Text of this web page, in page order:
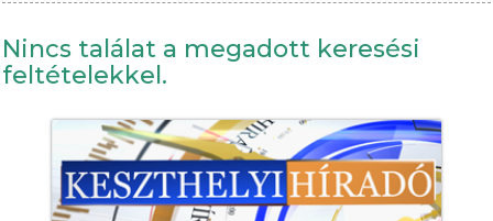
Nincs találat a megadott keresési
feltételekkel.